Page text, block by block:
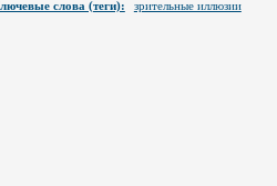
слова (теги): зрительные иллюзии